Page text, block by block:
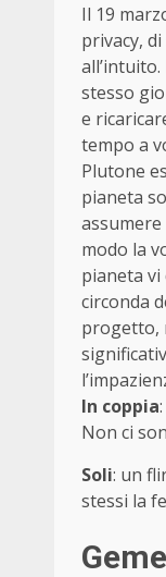
Il 19
privacy,
stesso
e
tempo a
Plutone
pianeta
modo la
pianeta
circonda
progetto,
In coppia
Non ci
Soli: un
stessi la